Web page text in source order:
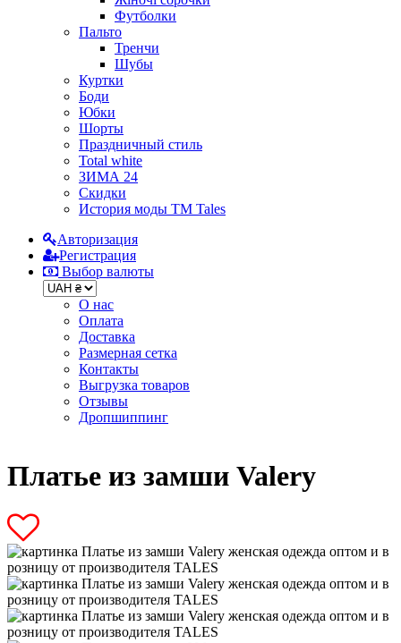
Футболки
Пальто
Тренчи
Шубы
Куртки
Боди
Юбки
Шорты
Праздничный стиль
Total white
ЗИМА 24
Скидки
История моды ТМ Tales
Авторизация
Регистрация
Выбор валюты
О нас
Оплата
Доставка
Размерная сетка
Контакты
Выгрузка товаров
Отзывы
Дропшиппинг
Платье из замши Valery